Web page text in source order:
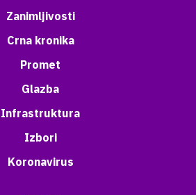
Zanimljivosti
Crna kronika
Promet
Glazba
Infrastruktura
Izbori
Koronavirus